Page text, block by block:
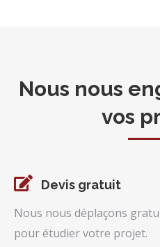
Nous nous
vos
Devis gratuit
Nous nous déplaçons
pour étudier votre projet.